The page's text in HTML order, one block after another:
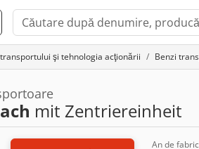
şi tehnologia acţionării Benzi
mit Zentriereinheit
An de